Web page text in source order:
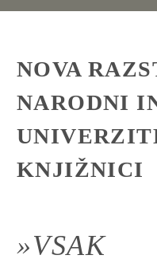
NOVA
NARODNI
KNJIŽNICI
»VSAK